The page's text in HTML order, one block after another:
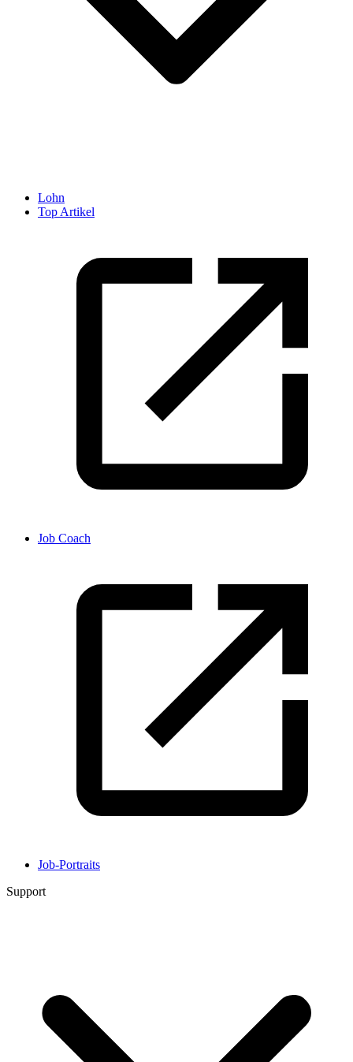
Lohn
Top Artikel
Job Coach
Job-Portraits
Support